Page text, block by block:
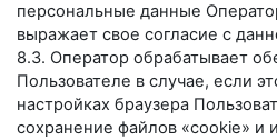
персональные данные
выражает свое согласие с
8.3. Оператор обрабатывает
Пользователе в случае, если
настройках браузера
сохранение файлов «cookie» и